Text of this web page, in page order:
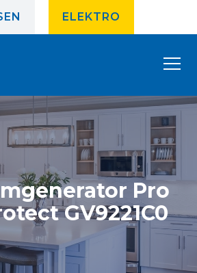
ELEKTRO
Pro
GV9221C0